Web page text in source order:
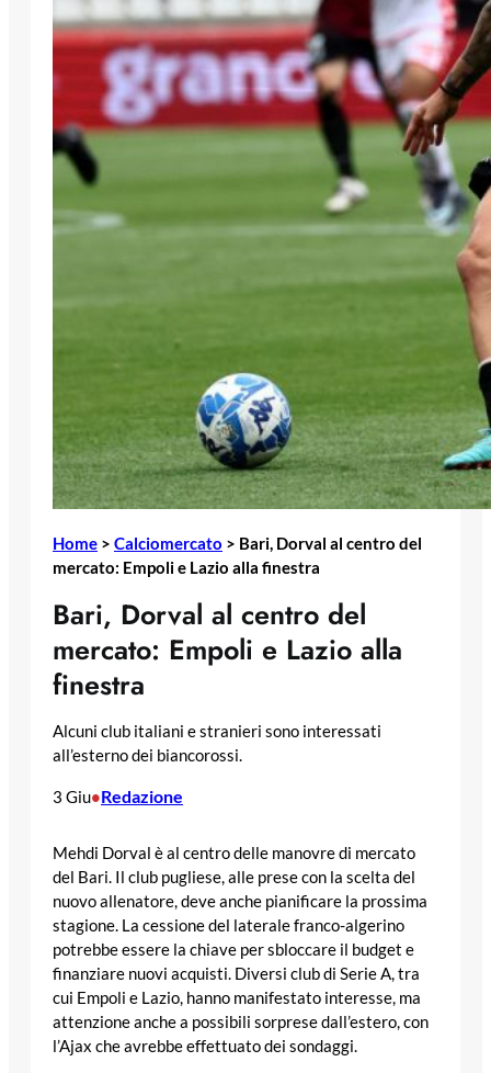
Home > Calciomercato > Bari, Dorval al centro del
mercato: Empoli e Lazio alla finestra
Bari, Dorval al centro del
mercato: Empoli e Lazio alla
finestra
Alcuni club italiani e stranieri sono interessati
all’esterno dei biancorossi.
3 Giu•Redazione
Mehdi Dorval è al centro delle manovre di mercato
del Bari. Il club pugliese, alle prese con la scelta del
nuovo allenatore, deve anche pianificare la prossima
stagione. La cessione del laterale franco-algerino
potrebbe essere la chiave per sbloccare il budget e
finanziare nuovi acquisti. Diversi club di Serie A, tra
cui Empoli e Lazio, hanno manifestato interesse, ma
attenzione anche a possibili sorprese dall’estero, con
l’Ajax che avrebbe effettuato dei sondaggi.